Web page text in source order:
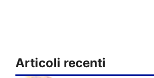
Articoli recenti